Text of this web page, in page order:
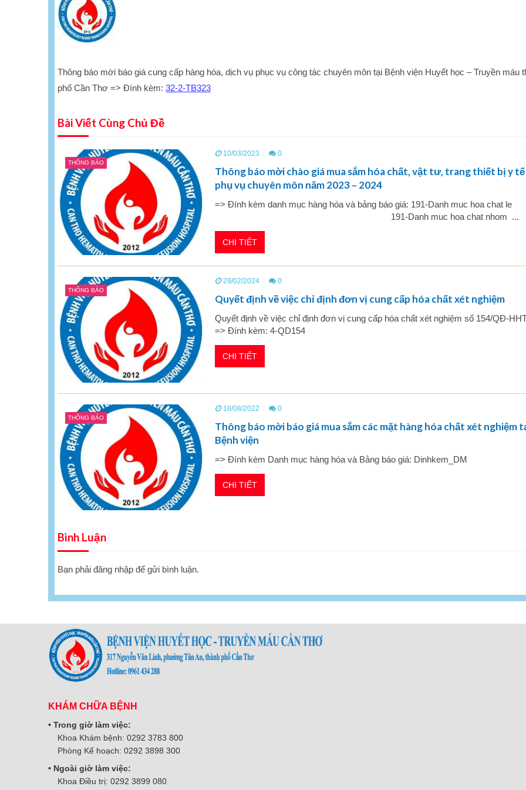
Thông báo mời báo giá cung cấp hàng hóa, dịch vụ phục vụ công tác chuyên môn tại Bệnh viện Huyết học – Truyền máu
phố Cần Thơ => Đính kèm: 32-2-TB323
Bài Viết Cùng Chủ Đề
THÔNG BÁO
10/03/2023 0
Thông báo mời chào giá mua sắm hóa chất, vật tư, trang thiết bị y tế
phụ vụ chuyên môn năm 2023 – 2024
=> Đính kèm danh mục hàng hóa và bảng báo giá: 191-Danh muc hoa
191-Danh muc hoa chat nhom ...
CHI TIẾT
THÔNG BÁO
29/02/2024 0
Quyết định về việc chỉ định đơn vị cung cấp hóa chất xét nghiệm
Quyết định về việc chỉ định đơn vị cung cấp hóa chất xét nghiệm số 154/QĐ-
=> Đính kèm: 4-QD154
CHI TIẾT
THÔNG BÁO
18/08/2022 0
Thông báo mời báo giá mua sắm các mặt hàng hóa chất xét nghiệm
Bệnh viện
=> Đính kèm Danh mục hàng hóa và Bảng báo giá: Dinhkem_DM
CHI TIẾT
Bình Luận
Bạn phảiđăng nhập để gửi bình luận.
KHÁM CHỮA BỆNH
• Trong giờ làm việc:
Khoa Khám bệnh: 0292 3783 800
Phòng Kế hoạch: 0292 3898 300
• Ngoài giờ làm việc:
Khoa Điều trị: 0292 3899 080